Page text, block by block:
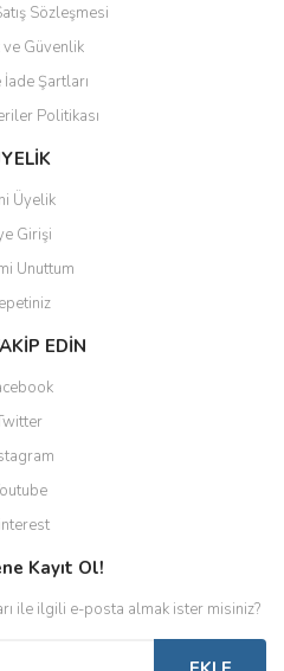
Sözleşmesi
Güvenlik
Şartları
Politikası
Üyelik
Girişi
Unuttum
EDİN
Kayıt Ol!
ile ilgili e-posta almak ister misiniz?